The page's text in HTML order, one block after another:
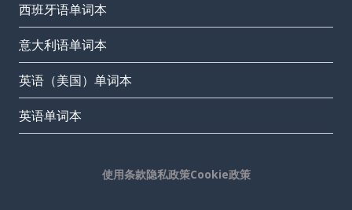
西班牙语单词本
意大利语单词本
英语（美国）单词本
英语单词本
使用条款隐私政策Cookie政策